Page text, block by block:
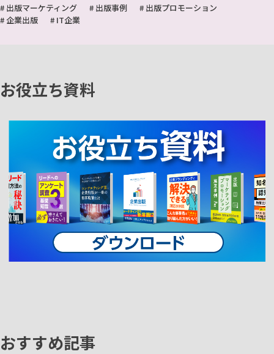
# 出版マーケティング # 出版事例
# 出版プロモーション
# 企業出版
# IT企業
お役立ち資料
おすすめ記事